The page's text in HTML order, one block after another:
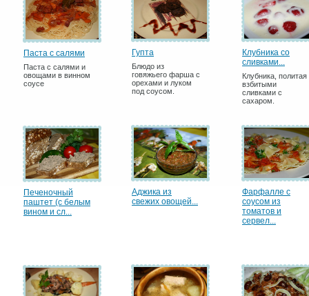
Паста с салями
Паста с салями и
овощами в винном
соусе
Гупта
Блюдо из
говяжьего фарша с
орехами и луком
под соусом.
Клубника со
сливками...
Клубника, политая
взбитыми
сливками с
сахаром.
Печеночный
паштет (с белым
вином и сл...
Аджика из
свежих овощей...
Фарфалле с
соусом из
томатов и
сервел...